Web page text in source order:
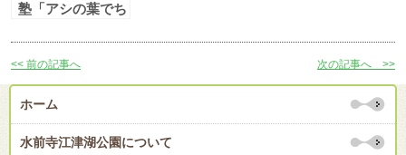
塾「アシの葉でち
集締め切りまし
た）
<< 前の記事へ 次の記事へ >>
ホーム
水前寺江津湖公園について